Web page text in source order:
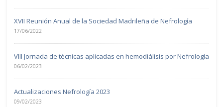
XVII Reunión Anual de la Sociedad Madrileña de Nefrología
17/06/2022
VIII Jornada de técnicas aplicadas en hemodiálisis por Nefrología
06/02/2023
Actualizaciones Nefrología 2023
09/02/2023